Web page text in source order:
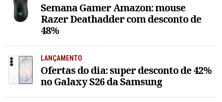
Semana Gamer Amazon: mouse
Razer Deathadder com desconto de
48%
LANÇAMENTO
Ofertas do dia: super desconto de 42%
no Galaxy S26 da Samsung